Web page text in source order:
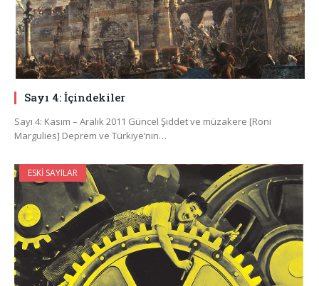
Sayı 4: İçindekiler
Sayı 4: Kasım – Aralık 2011 Güncel Şiddet ve müzakere [Roni
Margulies] Deprem ve Türkiye’nin…
ESKI SAYILAR